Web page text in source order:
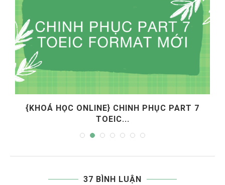
{KHOÁ HỌC ONLINE} CHINH PHỤC PART 7
TOEIC...
37 BÌNH LUẬN